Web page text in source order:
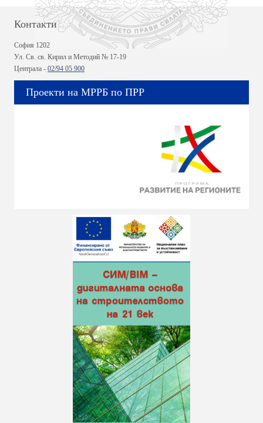
Контакти
София 1202
Ул. Св. св. Кирил и Методий № 17-19
Централа - 02/94 05 900
Проекти на МРРБ по ПРР